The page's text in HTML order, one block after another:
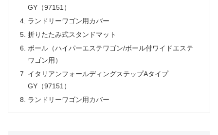
GY（97151）
ランドリーワゴン用カバー
折りたたみ式スタンドマット
ボール（ハイパーエステワゴン/ボール付ワイドエステ
ワゴン用）
イタリアンフォールディングステップAタイプ
GY（97151）
ランドリーワゴン用カバー